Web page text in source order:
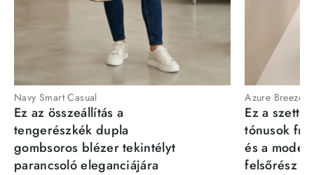
Navy Smart Casual
Ez az összeállítás a
tengerészkék dupla
gombsoros blézer tekintélyt
parancsoló eleganciájára
Azure Breeze
Ez a szett
tónusok
és a
felsőrész